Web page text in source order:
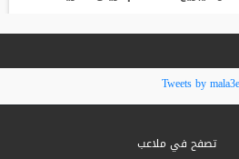
على رئاسة "الفيفا".. أول رئيس
وطنية يعارض ترشيح القطري
Tweets by
تصفح في ملاعب